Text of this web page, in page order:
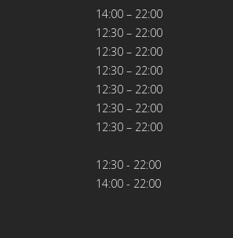
14:00 – 22:00
12:30 – 22:00
12:30 – 22:00
12:30 – 22:00
12:30 – 22:00
12:30 – 22:00
12:30 – 22:00
12:30 - 22:00
14:00 - 22:00